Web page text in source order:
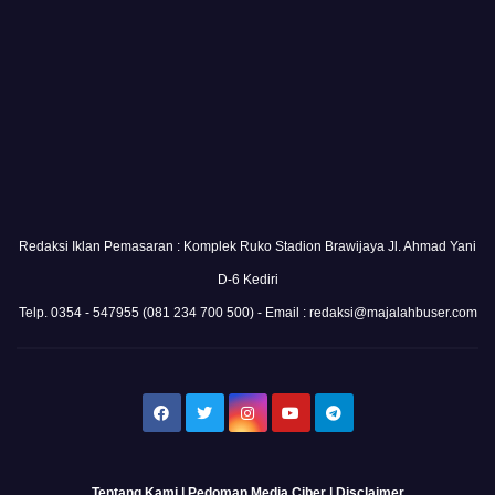
Redaksi Iklan Pemasaran : Komplek Ruko Stadion Brawijaya Jl. Ahmad Yani
D-6 Kediri
Telp. 0354 - 547955 (081 234 700 500) - Email : redaksi@majalahbuser.com